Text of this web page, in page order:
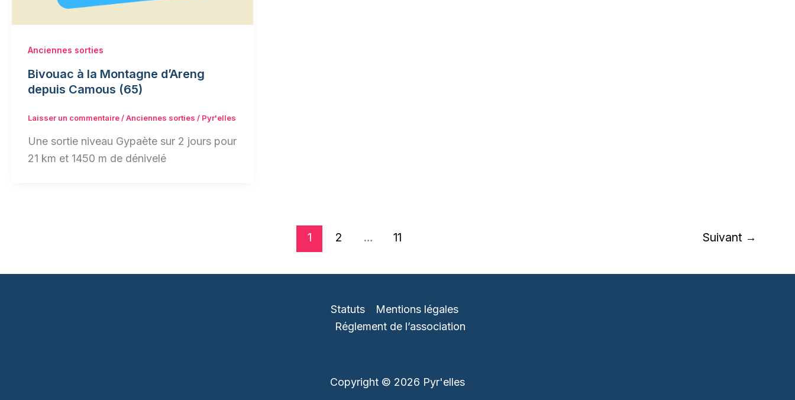
Anciennes sorties
Bivouac à la Montagne d’Areng
depuis Camous (65)
Laisser un commentaire /Anciennes sorties / Pyr'elles
Une sortie niveau Gypaète sur 2 jours pour
21 km et 1450 m de dénivelé
1 2 … 11 Suivant →
Statuts
Mentions légales
Réglement de l’association
Copyright © 2026 Pyr'elles